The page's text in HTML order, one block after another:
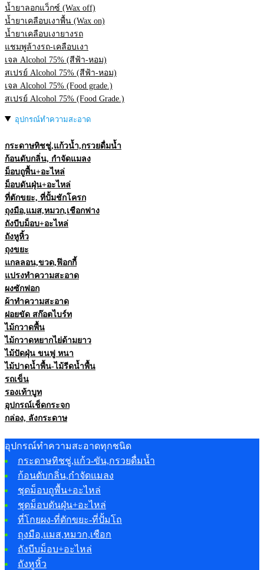
น้ำยาลอกแว็กซ์ (Wax off)
น้ำยาเคลือบเงาพื้น (Wax on)
น้ำยาเคลือบเงายางรถ
แชมพูล้างรถ-เคลือบเงา
เจล Alcohol 75% (สีฟ้า-หอม)
สเปรย์ Alcohol 75% (สีฟ้า-หอม)
เจล Alcohol 75% (Food grade.)
สเปรย์ Alcohol 75% (Food Grade.)
อุปกรณ์ทำความสะอาด
กระดาษทิชชู่,แก้วน้ำ,กรวยดื่มน้ำ
ก้อนดับกลิ่น, กำจัดแมลง
ม็อบถูพื้น+อะไหล่
ม็อบดันฝุ่น+อะไหล่
ที่ตักขยะ, ที่ปั้มชักโครก
ถุงมือ,แมส,หมวก,เชือกฟาง
ถังบีบม็อบ+อะไหล่
ถังหูหิ้ว
ถุงขยะ
แกลลอน,ขวด,ฟ๊อกกี้
แปรงทำความสะอาด
ผงซักฟอก
ผ้าทำความสะอาด
ฝอยขัด สก๊อตไบร์ท
ไม้กวาดพื้น
ไม้กวาดหยากไย่ด้ามยาว
ไม้ปัดฝุ่น ขนฟู หนา
ไม้ปาดน้ำพื้น-ไม้รีดน้ำพื้น
รถเข็น
รองเท้าบูท
อุปกรณ์เช็ดกระจก
กล่อง, ลังกระดาษ
อุปกรณ์ทำความสะอาดทุกชนิด
กระดาษทิชชู่,แก้ว-ขัน,กรวยดื่มน้ำ
ก้อนดับกลิ่น,กำจัดแมลง
ชุดม็อบถูพื้น+อะไหล่
ชุดม็อบดันฝุ่น+อะไหล่
ที่โกยผง-ที่ตักขยะ-ที่ปั้มโถ
ถุงมือ,แมส,หมวก,เชือก
ถังบีบม็อบ+อะไหล่
ถังหูหิ้ว